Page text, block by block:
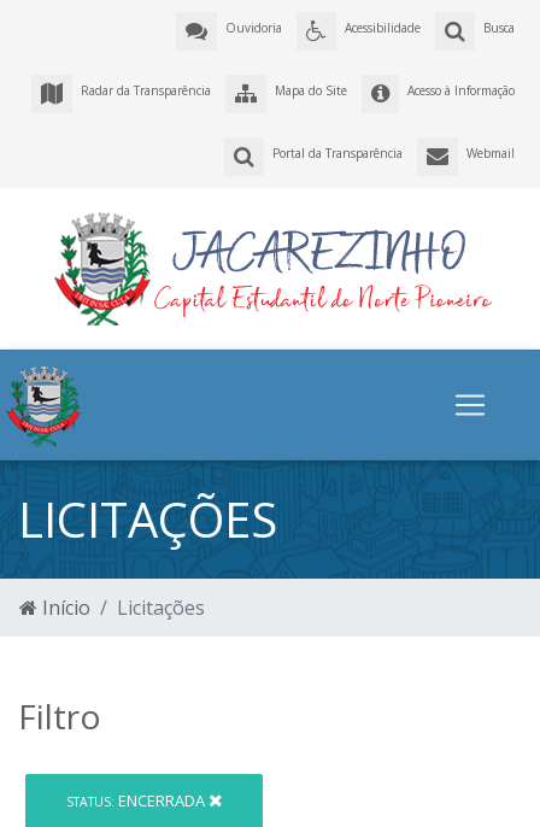
Busca
Acessibilidade
Ouvidoria
Acesso à Informação
Mapa do Site
Radar da Transparência
Webmail
Portal da Transparência
LICITAÇÕES
Início Licitações
Filtro
STATUS: ENCERRADA